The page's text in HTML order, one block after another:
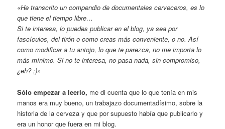
«He transcrito un compendio de documentales cerveceros, es lo
que tiene el tiempo libre…
Si te interesa, lo puedes publicar en el blog, ya sea por
fascículos, del tirón o como creas más conveniente, o no. Así
como modificar a tu antojo, lo que te parezca, no me importa lo
más mínimo.Si no te interesa, no pasa nada, sin compromiso,
¿eh? ;)»
Sólo empezar a leerlo, me di cuenta que lo que tenía en mis
manos era muy bueno, un trabajazo documentadísimo, sobre la
historia de la cerveza y que por supuesto había que publicarlo y
era un honor que fuera en mi blog.